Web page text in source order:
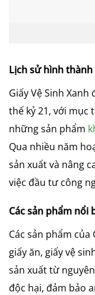
Lịch sử hình
Giấy Vệ Sinh
thế kỷ 21, với mục
những sản phẩm
Qua nhiều năm
sản xuất và nâng
việc đầu tư công
Các sản phẩm nổi
Các sản phẩm của
giấy ăn, giấy vệ
sản xuất từ
độc hại, đảm bảo